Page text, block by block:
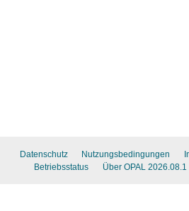
Datenschutz Nutzungsbedingungen
Betriebsstatus
Über OPAL 2026.08.1